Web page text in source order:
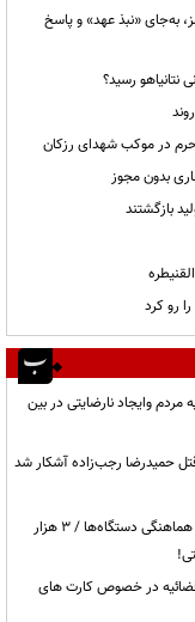
به‌جای «نبذ عهد» و پاسخ
رسید؟
بدون مجوز
رو کرد
وایجاد نارضایتی در بین
قتل حمیدرضا رجب‌زاده آشکار شد
ریمـدان؛ مرزی گرفتار در صف، کمبود زیرساخت و ضعف هماهنگی دستگاه‌ها / ۳ هزار
در خصوص کارت های